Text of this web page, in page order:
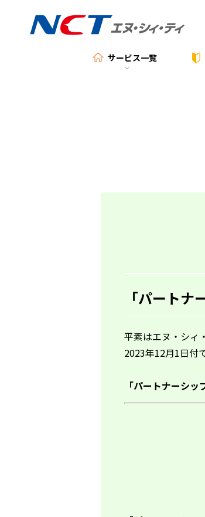
サービス一覧
「パート
平素はエヌ・シィ
2023年12月1日付
「パートナーシッ